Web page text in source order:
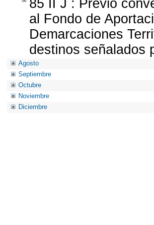
85 II J : Previo
al Fondo de
Demarcaciones
destinos señalados
Agosto
Septiembre
Octubre
Noviembre
Diciembre